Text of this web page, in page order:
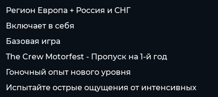
Регион Европа + Россия и СНГ
Включает в себя
Базовая игра
The Crew Motorfest - Пропуск на 1-й год
Гоночный опыт нового уровня
Испытайте острые ощущения от интенсивных